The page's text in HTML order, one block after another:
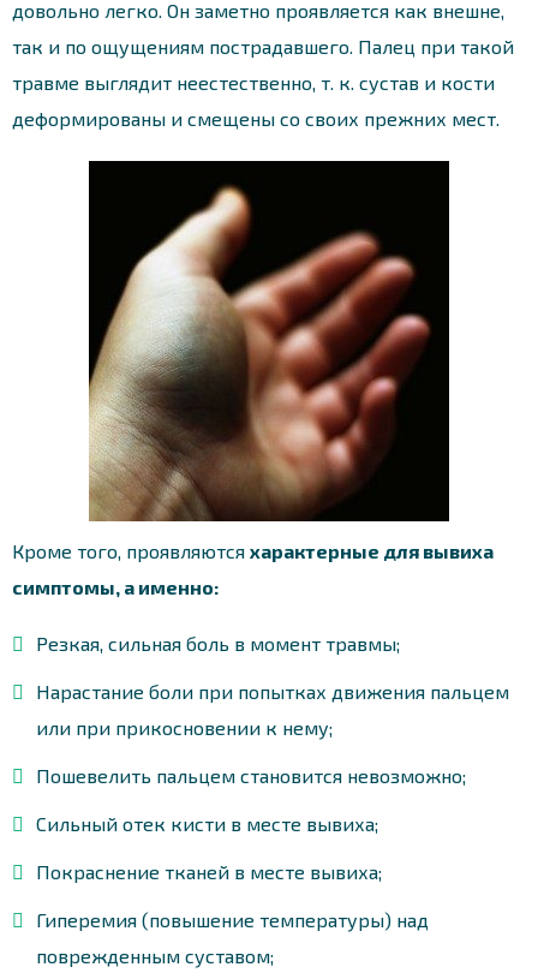
довольно легко. Он заметно проявляется как внешне,
так и по ощущениям пострадавшего. Палец при такой
травме выглядит неестественно, т. к. сустав и кости
деформированы и смещены со своих прежних мест.
Кроме того, проявляются характерные для вывиха
симптомы, а именно:
Резкая, сильная боль в момент травмы;
Нарастание боли при попытках движения пальцем
или при прикосновении к нему;
Пошевелить пальцем становится невозможно;
Сильный отек кисти в месте вывиха;
Покраснение тканей в месте вывиха;
Гиперемия (повышение температуры) над
поврежденным суставом;